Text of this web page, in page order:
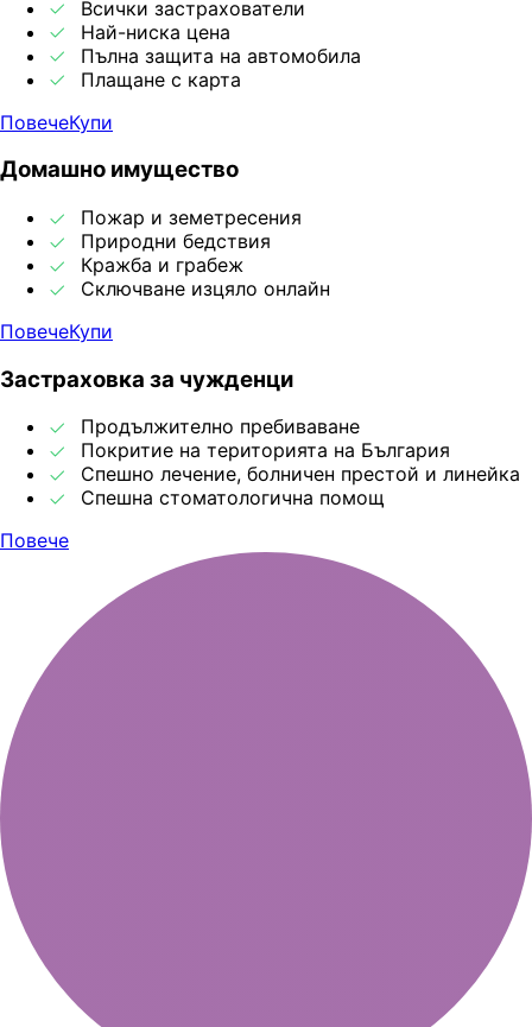
Всички застрахователи
Най-ниска цена
Пълна защита на автомобила
Плащане с карта
ПовечеКупи
Домашно имущество
Пожар и земетресения
Природни бедствия
Кражба и грабеж
Сключване изцяло онлайн
ПовечеКупи
Застраховка за чужденци
Продължително пребиваване
Покритие на територията на България
Спешно лечение, болничен престой и линейка
Спешна стоматологична помощ
Повече